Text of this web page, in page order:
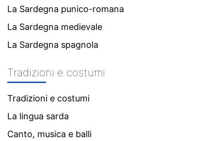
La Sardegna punico-romana
La Sardegna medievale
La Sardegna spagnola
Tradizioni e costumi
Tradizioni e costumi
La lingua sarda
Canto, musica e balli